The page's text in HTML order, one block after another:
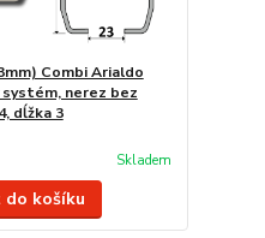
Combi Arialdo
systém, nerez bez
dĺžka 3
Skladem
do košíku